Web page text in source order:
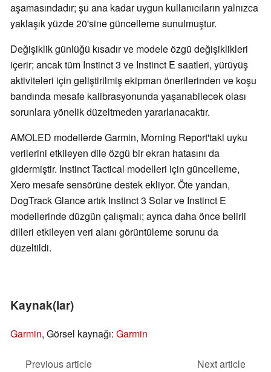
aşamasındadır; şu ana kadar uygun kullanıcıların yalnızca
yaklaşık yüzde 20'sine güncelleme sunulmuştur.
Değişiklik günlüğü kısadır ve modele özgü değişiklikleri
içerir; ancak tüm Instinct 3 ve Instinct E saatleri, yürüyüş
aktiviteleri için geliştirilmiş ekipman önerilerinden ve koşu
bandında mesafe kalibrasyonunda yaşanabilecek olası
sorunlara yönelik düzeltmeden yararlanacaktır.
AMOLED modellerde Garmin, Morning Report'taki uyku
verilerini etkileyen dile özgü bir ekran hatasını da
gidermiştir. Instinct Tactical modelleri için güncelleme,
Xero mesafe sensörüne destek ekliyor. Öte yandan,
DogTrack Glance artık Instinct 3 Solar ve Instinct E
modellerinde düzgün çalışmalı; ayrıca daha önce belirli
dilleri etkileyen veri alanı görüntüleme sorunu da
düzeltildi.
Kaynak(lar)
Garmin, Görsel kaynağı: Garmin
Previous article
Next article